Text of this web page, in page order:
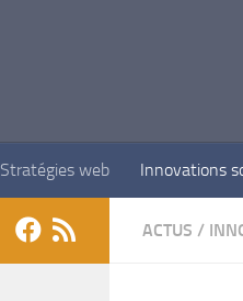
Stratégies web Innovations
ACTUS /